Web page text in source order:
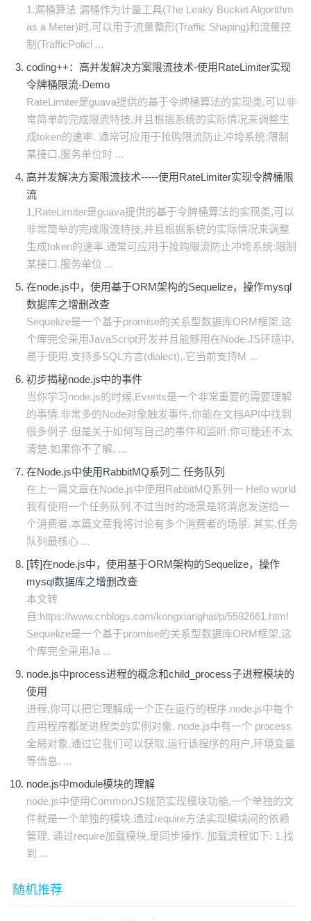
1.漏桶算法 漏桶作为计量工具(The Leaky Bucket Algorithm
as a Meter)时,可以用于流量整形(Traffic Shaping)和流量控
制(TrafficPolici ...
coding++：高并发解决方案限流技术-使用RateLimiter实现
令牌桶限流-Demo
RateLimiter是guava提供的基于令牌桶算法的实现类,可以非
常简单的完成限流特技,并且根据系统的实际情况来调整生
成token的速率. 通常可应用于抢购限流防止冲垮系统:限制
某接口.服务单位时 ...
高并发解决方案限流技术-----使用RateLimiter实现令牌桶限
流
1,RateLimiter是guava提供的基于令牌桶算法的实现类,可以
非常简单的完成限流特技,并且根据系统的实际情况来调整
生成token的速率.通常可应用于抢购限流防止冲垮系统:限制
某接口.服务单位 ...
在node.js中，使用基于ORM架构的Sequelize，操作mysql
数据库之增删改查
Sequelize是一个基于promise的关系型数据库ORM框架,这
个库完全采用JavaScript开发并且能够用在Node.JS环境中,
易于使用,支持多SQL方言(dialect),.它当前支持M ...
初步揭秘node.js中的事件
当你学习node.js的时候,Events是一个非常重要的需要理解
的事情.非常多的Node对象触发事件,你能在文档API中找到
很多例子.但是关于如何写自己的事件和监听,你可能还不太
清楚.如果你不了解, ...
在Node.js中使用RabbitMQ系列二 任务队列
在上一篇文章在Node.js中使用RabbitMQ系列一 Hello world
我有使用一个任务队列,不过当时的场景是将消息发送给一
个消费者,本篇文章我将讨论有多个消费者的场景. 其实,任务
队列最核心 ...
[转]在node.js中，使用基于ORM架构的Sequelize，操作
mysql数据库之增删改查
本文转
自:https://www.cnblogs.com/kongxianghai/p/5582661.html
Sequelize是一个基于promise的关系型数据库ORM框架,这
个库完全采用Ja ...
node.js中process进程的概念和child_process子进程模块的
使用
进程,你可以把它理解成一个正在运行的程序.node.js中每个
应用程序都是进程类的实例对象. node.js中有一个 process
全局对象,通过它我们可以获取,运行该程序的用户,环境变量
等信息. ...
node.js中module模块的理解
node.js中使用CommonJS规范实现模块功能,一个单独的文
件就是一个单独的模块.通过require方法实现模块间的依赖
管理. 通过require加载模块,是同步操作. 加载流程如下: 1.找
到 ...
随机推荐